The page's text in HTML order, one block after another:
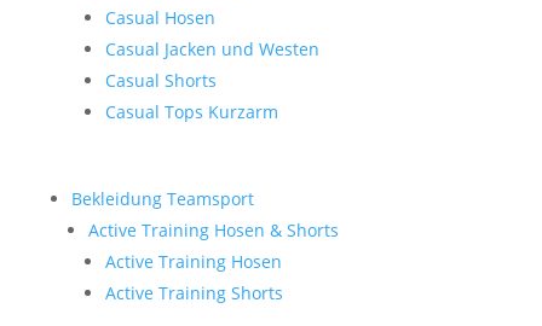
Casual Hosen
Casual Jacken und Westen
Casual Shorts
Casual Tops Kurzarm
Bekleidung Teamsport
Active Training Hosen & Shorts
Active Training Hosen
Active Training Shorts